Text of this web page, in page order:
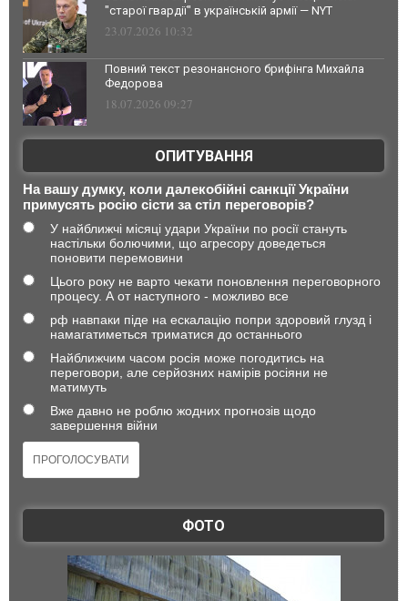
"старої гвардії" в українській армії — NYT
23.07.2026 10:32
Повний текст резонансного брифінга Михайла
Федорова
18.07.2026 09:27
ОПИТУВАННЯ
На вашу думку, коли далекобійні санкції України
примусять росію сісти за стіл переговорів?
У найближчі місяці удари України по росії стануть
настільки болючими, що агресору доведеться
поновити перемовини
Цього року не варто чекати поновлення переговорного
процесу. А от наступного - можливо все
рф навпаки піде на ескалацію попри здоровий глузд і
намагатиметься триматися до останнього
Найближчим часом росія може погодитись на
переговори, але серйозних намірів росіяни не
матимуть
Вже давно не роблю жодних прогнозів щодо
завершення війни
ФОТО